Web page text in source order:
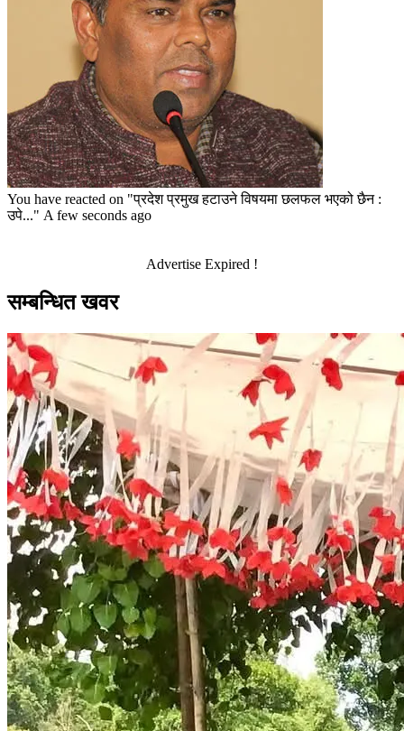
You have reacted on "प्रदेश प्रमुख हटाउने विषयमा छलफल भएको छैन :
उपे..." A few seconds ago
Advertise Expired !
सम्बन्धित खवर